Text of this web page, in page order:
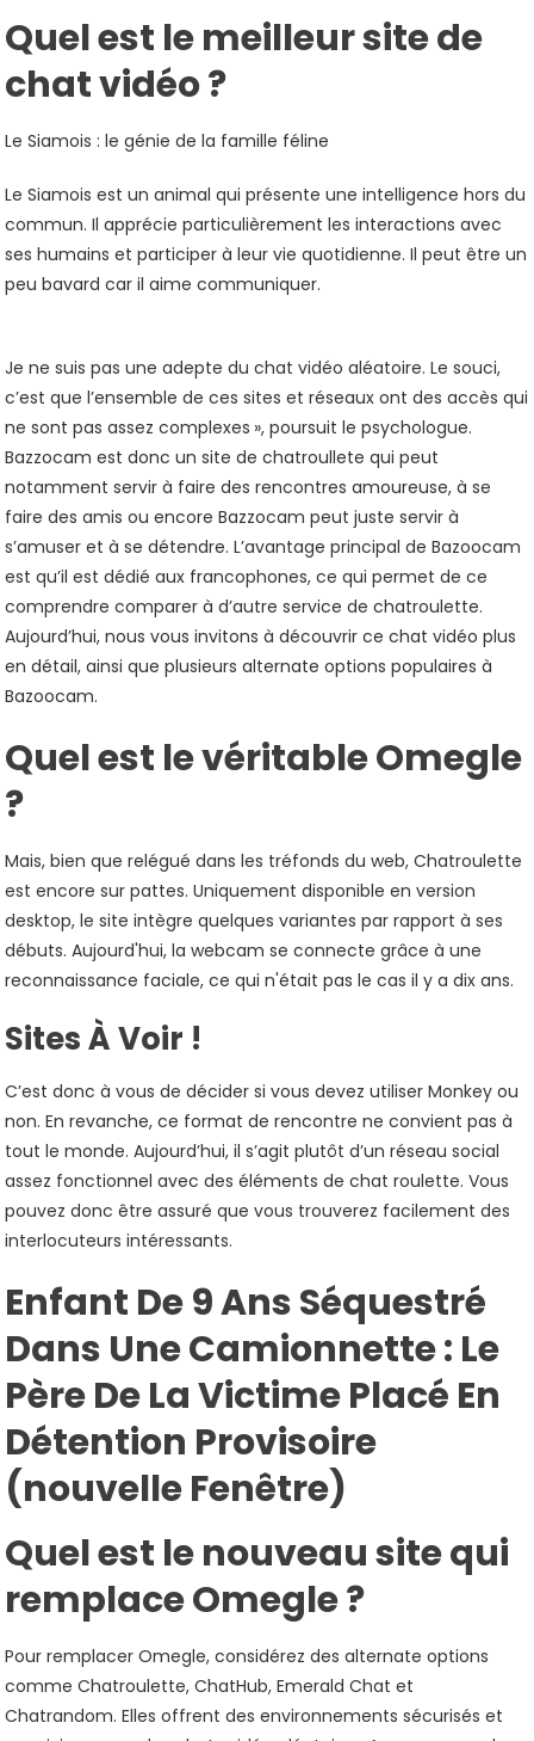
Quel est le meilleur site de
chat vidéo ?
Le Siamois : le génie de la famille féline
Le Siamois est un animal qui présente une intelligence hors du
commun. Il apprécie particulièrement les interactions avec
ses humains et participer à leur vie quotidienne. Il peut être un
peu bavard car il aime communiquer.
Je ne suis pas une adepte du chat vidéo aléatoire. Le souci,
c’est que l’ensemble de ces sites et réseaux ont des accès qui
ne sont pas assez complexes », poursuit le psychologue.
Bazzocam est donc un site de chatroullete qui peut
notamment servir à faire des rencontres amoureuse, à se
faire des amis ou encore Bazzocam peut juste servir à
s’amuser et à se détendre. L’avantage principal de Bazoocam
est qu’il est dédié aux francophones, ce qui permet de ce
comprendre comparer à d’autre service de chatroulette.
Aujourd’hui, nous vous invitons à découvrir ce chat vidéo plus
en détail, ainsi que plusieurs alternate options populaires à
Bazoocam.
Quel est le véritable Omegle
?
Mais, bien que relégué dans les tréfonds du web, Chatroulette
est encore sur pattes. Uniquement disponible en version
desktop, le site intègre quelques variantes par rapport à ses
débuts. Aujourd'hui, la webcam se connecte grâce à une
reconnaissance faciale, ce qui n'était pas le cas il y a dix ans.
Sites À Voir !
C’est donc à vous de décider si vous devez utiliser Monkey ou
non. En revanche, ce format de rencontre ne convient pas à
tout le monde. Aujourd’hui, il s’agit plutôt d’un réseau social
assez fonctionnel avec des éléments de chat roulette. Vous
pouvez donc être assuré que vous trouverez facilement des
interlocuteurs intéressants.
Enfant De 9 Ans Séquestré
Dans Une Camionnette : Le
Père De La Victime Placé En
Détention Provisoire
(nouvelle Fenêtre)
Quel est le nouveau site qui
remplace Omegle ?
Pour remplacer Omegle, considérez des alternate options
comme Chatroulette, ChatHub, Emerald Chat et
Chatrandom. Elles offrent des environnements sécurisés et